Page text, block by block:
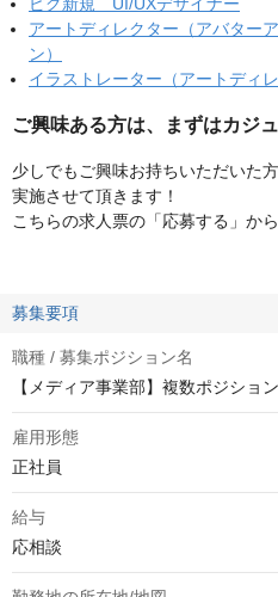
ピグ新規 UI/UXデザイナー
アートディレクター（アバター
ン）
イラストレーター（アートディレ
ご興味ある方は、まずはカジ
少しでもご興味お持ちいただいた
実施させて頂きます！
こちらの求人票の「応募する」か
募集要項
職種 / 募集ポジション名
【メディア事業部】複数ポジション
雇用形態
正社員
給与
応相談